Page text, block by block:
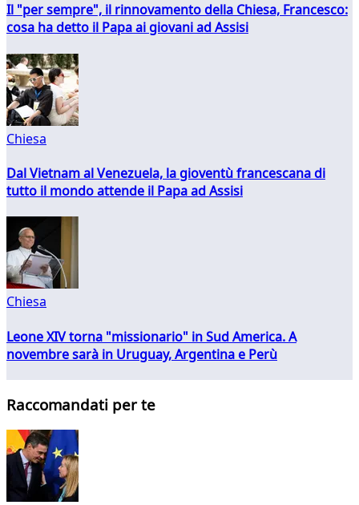
Il "per sempre", il rinnovamento della Chiesa, Francesco:
cosa ha detto il Papa ai giovani ad Assisi
Chiesa
Dal Vietnam al Venezuela, la gioventù francescana di
tutto il mondo attende il Papa ad Assisi
Chiesa
Leone XIV torna "missionario" in Sud America. A
novembre sarà in Uruguay, Argentina e Perù
Raccomandati per te